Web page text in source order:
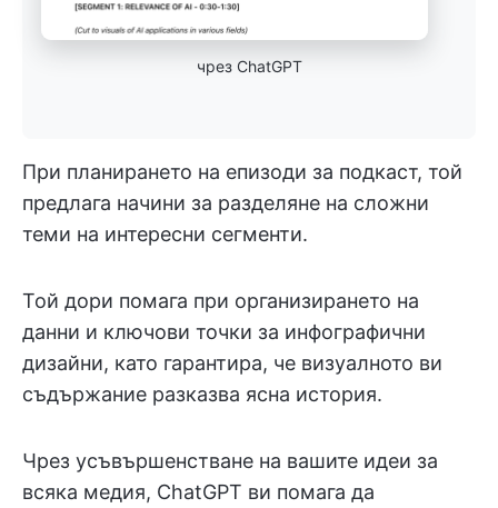
чрез ChatGPT
При планирането на епизоди за подкаст, той
предлага начини за разделяне на сложни
теми на интересни сегменти.
Той дори помага при организирането на
данни и ключови точки за инфографични
дизайни, като гарантира, че визуалното ви
съдържание разказва ясна история.
Чрез усъвършенстване на вашите идеи за
всяка медия, ChatGPT ви помага да